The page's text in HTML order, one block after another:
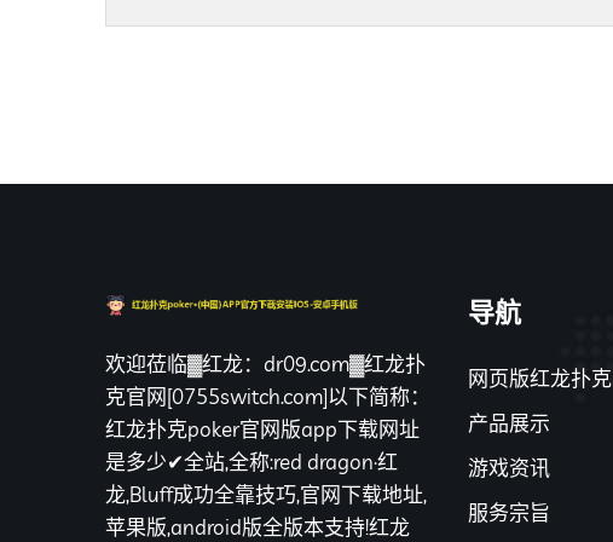
欢迎莅临▓红龙：dr09.com▓红龙扑
克官网[0755switch.com]以下简称：
红龙扑克poker官网版app下载网址
是多少✔全站,全称:red dragon·红
龙,Bluff成功全靠技巧,官网下载地址,
苹果版,android版全版本支持!红龙
导航
网页版红龙扑克
产品展示
游戏资讯
服务宗旨